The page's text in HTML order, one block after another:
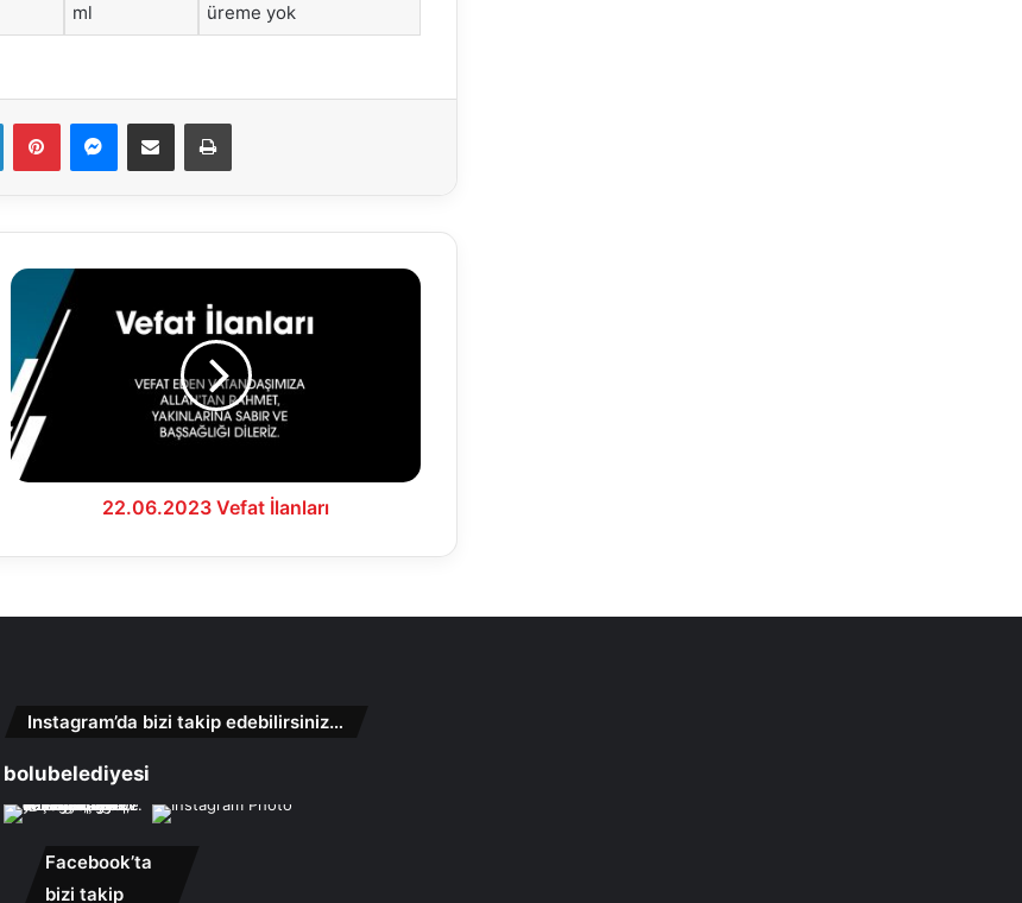
ml üreme yok
LinkedInPinterestMessenger
E-Mail ile paylaş Yazdır
22.06.2023
İlanları
22.06.2023 Vefat İlanları
Instagram’da bizi takip edebilirsiniz…
bolubelediyesi
Facebook’ta
bizi takip